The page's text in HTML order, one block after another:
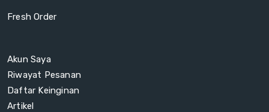
Fresh Order
Akun Saya
Riwayat Pesanan
Daftar Keinginan
Artikel